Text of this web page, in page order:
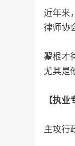
近年来
律师协
翟根才
尤其是
【执业
主攻行